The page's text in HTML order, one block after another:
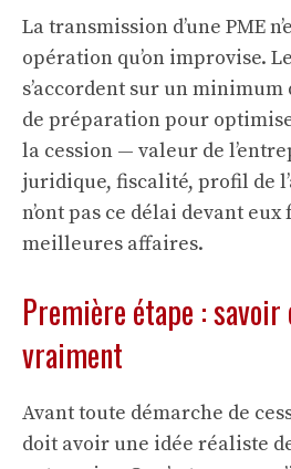
La transmission d’une PME
opération qu’on improvise.
s’accordent sur un minimum
de préparation pour
la cession — valeur de
juridique, fiscalité, profil de
n’ont pas ce délai devant
meilleures affaires.
Première étape : savoir
vraiment
Avant toute démarche de
doit avoir une idée réaliste